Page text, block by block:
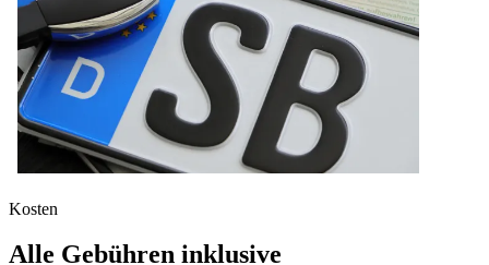
Kosten
Alle Gebühren inklusive